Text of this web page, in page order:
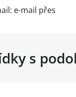
e-mail přes
s